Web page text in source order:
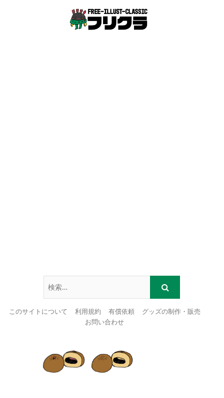
このサイトについて 利用規約 有償依頼
グッズの制作・販売
お問い合わせ
content